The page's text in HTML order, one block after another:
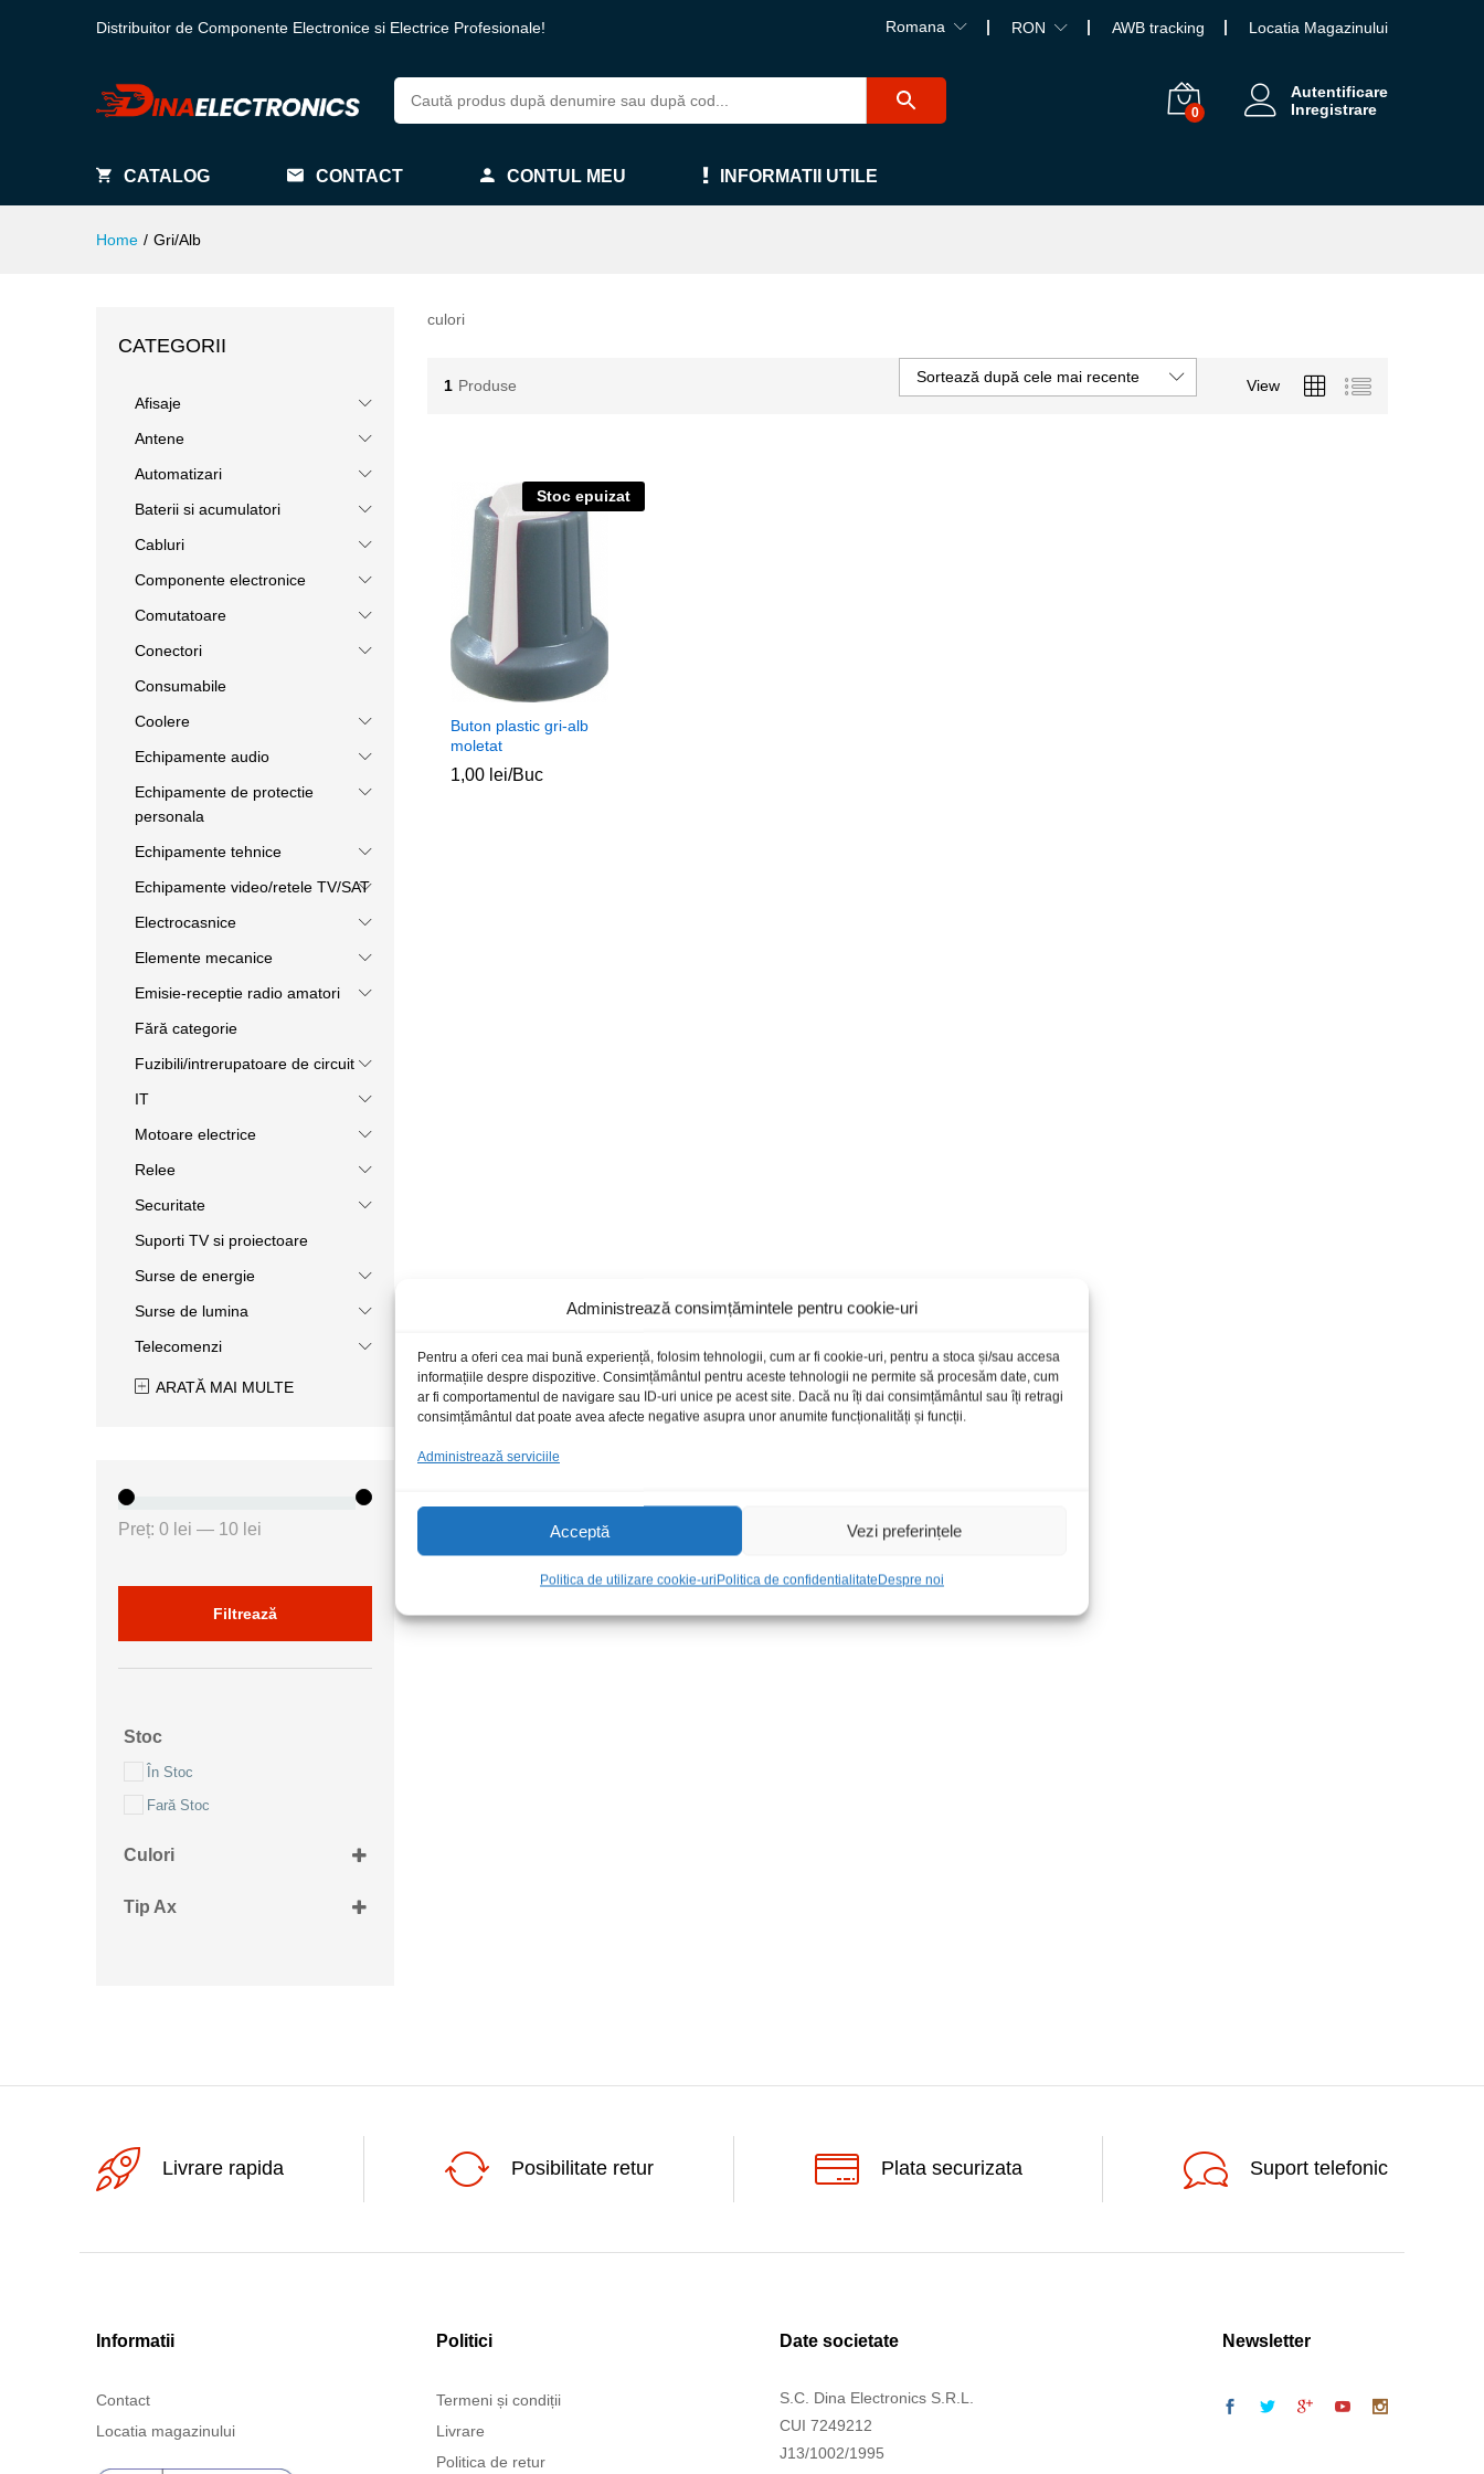
Administrează consimțămintele pentru cookie-uri
Pentru a oferi cea mai bună experiență, folosim tehnologii, cum ar fi cookie-uri, pentru a stoca și/sau accesa
informațiile despre dispozitive. Consimțământul pentru aceste tehnologii ne permite să procesăm date, cum
ar fi comportamentul de navigare sau ID-uri unice pe acest site. Dacă nu îți dai consimțământul sau îți retragi
consimțământul dat poate avea afecte negative asupra unor anumite funcționalități și funcții.
Administrează serviciile
Acceptă Vezi preferințele
Politica de utilizare cookie-uriPolitica de confidentialitateDespre noi
Distribuitor de Componente Electronice si Electrice Profesionale! Romana RON AWB tracking Locatia Magazinului
0
Autentificare
Inregistrare
CATALOG CONTACT CONTUL MEU INFORMATII UTILE
Home / Gri/Alb
culori
1 Produse View
Sortează după cele mai recente
Stoc epuizat
Buton plastic gri-alb
moletat
1,00 lei/Buc
1,00 lei
CATEGORII
Afisaje
Antene
Automatizari
Baterii si acumulatori
Cabluri
Componente electronice
Comutatoare
Conectori
Consumabile
Coolere
Echipamente audio
Echipamente de protectie
personala
Echipamente tehnice
Echipamente video/retele TV/SAT
Electrocasnice
Elemente mecanice
Emisie-receptie radio amatori
Fără categorie
Fuzibili/intrerupatoare de circuit
IT
Motoare electrice
Relee
Securitate
Suporti TV si proiectoare
Surse de energie
Surse de lumina
Telecomenzi
ARATĂ MAI MULTE
Filtrează
Preț: 0 lei — 10 lei
Stoc
În Stoc
Fară Stoc
Culori
Tip Ax
Livrare rapida Posibilitate retur Plata securizata Suport telefonic
Informatii
Contact
Locatia magazinului
Politici
Termeni și condiții
Livrare
Politica de retur
Date societate
S.C. Dina Electronics S.R.L.
CUI 7249212
J13/1002/1995
Newsletter